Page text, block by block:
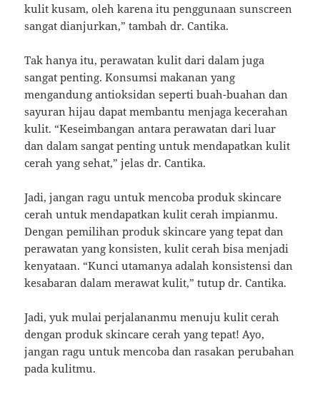
kulit kusam, oleh karena itu penggunaan sunscreen
sangat dianjurkan,” tambah dr. Cantika.
Tak hanya itu, perawatan kulit dari dalam juga
sangat penting. Konsumsi makanan yang
mengandung antioksidan seperti buah-buahan dan
sayuran hijau dapat membantu menjaga kecerahan
kulit. “Keseimbangan antara perawatan dari luar
dan dalam sangat penting untuk mendapatkan kulit
cerah yang sehat,” jelas dr. Cantika.
Jadi, jangan ragu untuk mencoba produk skincare
cerah untuk mendapatkan kulit cerah impianmu.
Dengan pemilihan produk skincare yang tepat dan
perawatan yang konsisten, kulit cerah bisa menjadi
kenyataan. “Kunci utamanya adalah konsistensi dan
kesabaran dalam merawat kulit,” tutup dr. Cantika.
Jadi, yuk mulai perjalananmu menuju kulit cerah
dengan produk skincare cerah yang tepat! Ayo,
jangan ragu untuk mencoba dan rasakan perubahan
pada kulitmu.